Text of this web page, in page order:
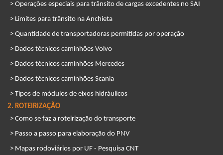
> Operações especiais para trânsito de cargas excedentes no SAI
> Limites para trânsito na Anchieta
> Quantidade de transportadoras permitidas por operação
> Dados técnicos caminhões Volvo
> Dados técnicos caminhões Mercedes
> Dados técnicos caminhões Scania
> Tipos de módulos de eixos hidráulicos
2. ROTEIRIZAÇÃO
> Como se faz a roteirização do transporte
> Passo a passo para elaboração do PNV
> Mapas rodoviários por UF - Pesquisa CNT